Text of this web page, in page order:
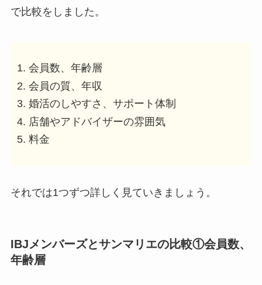
で比較をしました。
会員数、年齢層
会員の質、年収
婚活のしやすさ、サポート体制
店舗やアドバイザーの雰囲気
料金
それでは1つずつ詳しく見ていきましょう。
IBJメンバーズとサンマリエの比較①会員数、
年齢層